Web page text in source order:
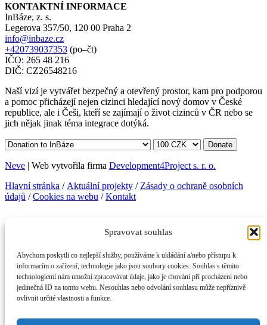
Spravovat souhlas
Abychom poskytli co nejlepší služby, používáme k ukládání a/nebo přístupu k
informacím o zařízení, technologie jako jsou soubory cookies. Souhlas s těmito
technologiemi nám umožní zpracovávat údaje, jako je chování při procházení nebo
jedinečná ID na tomto webu. Nesouhlas nebo odvolání souhlasu může nepříznivě
ovlivnit určité vlastnosti a funkce.
KONTAKTNÍ INFORMACE
InBáze, z. s.
Legerova 357/50, 120 00 Praha 2
info@inbaze.cz
+420739037353 (po–čt)
IČO: 265 48 216
DIČ: CZ26548216
Naší vizí je vytvářet bezpečný a otevřený prostor, kam pro podporou
a pomoc přicházejí nejen cizinci hledající nový domov v České
republice, ale i Češi, kteří se zajímají o život cizinců v ČR nebo se
jich nějak jinak téma integrace dotýká.
Donate
Neve | Web vytvořila firma Development4Project s. r. o.
Hlavní stránka / Aktuální projekty / Zásady o ochraně osobních
údajů /Cookies na webu /Kontakt
KONTAKTNÍ INFORMACE
InBáze, z. s.
Legerova 357/50, 120 00 Praha 2
info@inbaze.cz
+420739037353(po–čt)
IČO: 265 48 216